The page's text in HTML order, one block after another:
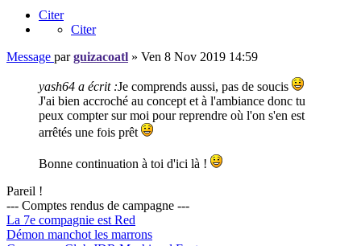
Citer
Citer
Message parguizacoatl » Ven 8 Nov 2019 14:59
yash64 a écrit :Je comprends aussi, pas de soucis
J'ai bien accroché au concept et à l'ambiance donc tu
peux compter sur moi pour reprendre où l'on s'en est
arrêtés une fois prêt
Bonne continuation à toi d'ici là !
Pareil !
--- Comptes rendus de campagne ---
La 7e compagnie est Red
Démon manchot les marrons